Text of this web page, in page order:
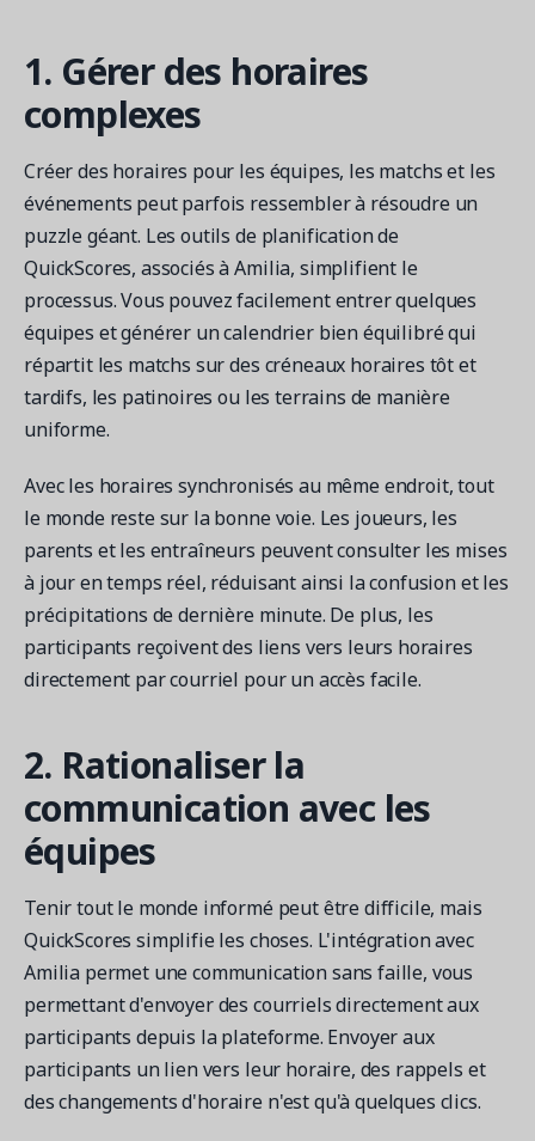
1. Gérer des horaires
complexes
Créer des horaires pour les équipes, les matchs et les
événements peut parfois ressembler à résoudre un
puzzle géant. Les outils de planification de
QuickScores, associés à Amilia, simplifient le
processus. Vous pouvez facilement entrer quelques
équipes et générer un calendrier bien équilibré qui
répartit les matchs sur des créneaux horaires tôt et
tardifs, les patinoires ou les terrains de manière
uniforme.
Avec les horaires synchronisés au même endroit, tout
le monde reste sur la bonne voie. Les joueurs, les
parents et les entraîneurs peuvent consulter les mises
à jour en temps réel, réduisant ainsi la confusion et les
précipitations de dernière minute. De plus, les
participants reçoivent des liens vers leurs horaires
directement par courriel pour un accès facile.
2. Rationaliser la
communication avec les
équipes
Tenir tout le monde informé peut être difficile, mais
QuickScores simplifie les choses. L'intégration avec
Amilia permet une communication sans faille, vous
permettant d'envoyer des courriels directement aux
participants depuis la plateforme. Envoyer aux
participants un lien vers leur horaire, des rappels et
des changements d'horaire n'est qu'à quelques clics.